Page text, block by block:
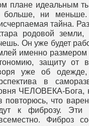
плане идеальным
больше, ни
тайна.
родовой
Он уже будет
именно размером
защиту от
уже об
в
ЧЕЛОВЕКА-Бога,
повторюсь, что
к фиброзу. Эти
Фиброз